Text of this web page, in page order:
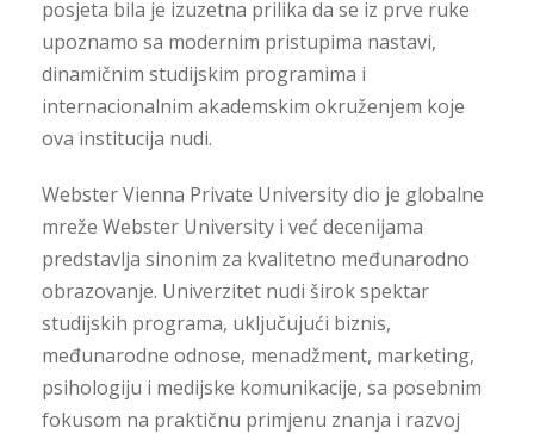
posjeta bila je izuzetna prilika da se iz prve ruke
upoznamo sa modernim pristupima nastavi,
dinamičnim studijskim programima i
internacionalnim akademskim okruženjem koje
ova institucija nudi.
Webster Vienna Private Universitydio je globalne
mreže Webster University i već decenijama
predstavlja sinonim za kvalitetno međunarodno
obrazovanje. Univerzitet nudi širok spektar
studijskih programa, uključujući biznis,
međunarodne odnose, menadžment, marketing,
psihologiju i medijske komunikacije, sa posebnim
fokusom na praktičnu primjenu znanja i razvoj